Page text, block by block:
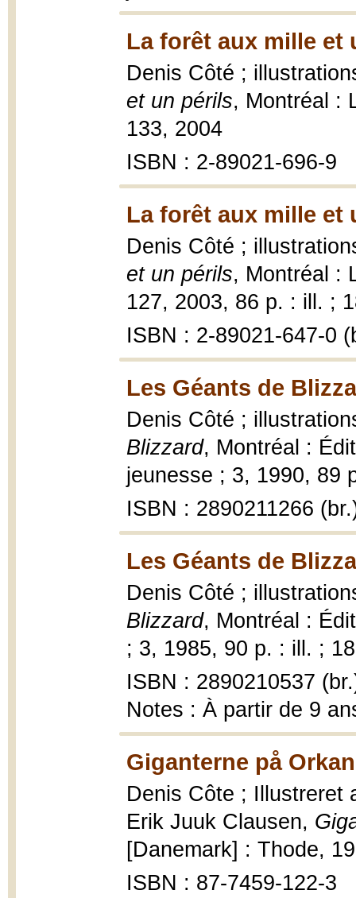
La forêt aux mille et
Denis Côté ;
et un périls, Montréal :
133, 2004
ISBN : 2-89021-696-9
La forêt aux mille et
Denis Côté ;
et un périls, Montréal :
127, 2003, 86 p. : ill. ;
ISBN : 2-89021-647-0
Les Géants de
Denis Côté ;
Blizzard, Montréal :
jeunesse ; 3, 1990, 89
ISBN : 2890211266
Les Géants de
Denis Côté ;
Blizzard, Montréal :
; 3, 1985, 90 p. : ill. ;
ISBN : 2890210537
Notes : À partir de 9
Giganterne på
Denis Côte ; Illustreret
Erik Juuk Clausen,
[Danemark] : Thode,
ISBN : 87-7459-122-3